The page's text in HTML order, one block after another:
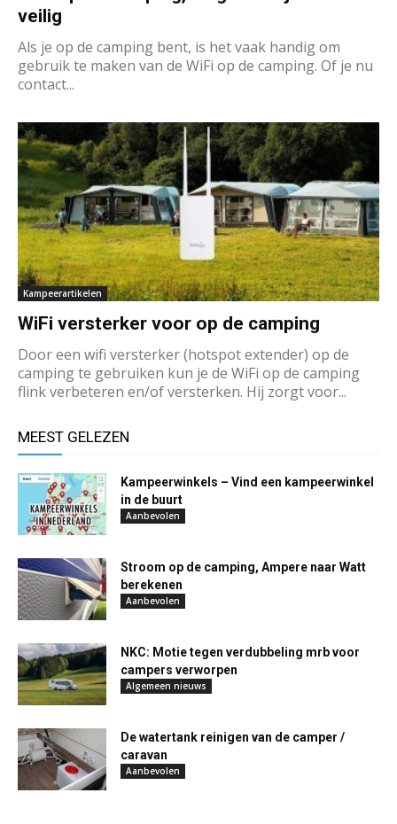
veilig
Als je op de camping bent, is het vaak handig om
gebruik te maken van de WiFi op de camping. Of je nu
contact...
Kampeerartikelen
WiFi versterker voor op de camping
Door een wifi versterker (hotspot extender) op de
camping te gebruiken kun je de WiFi op de camping
flink verbeteren en/of versterken. Hij zorgt voor...
MEEST GELEZEN
Kampeerwinkels – Vind een kampeerwinkel
in de buurt
Aanbevolen
Stroom op de camping, Ampere naar Watt
berekenen
Aanbevolen
NKC: Motie tegen verdubbeling mrb voor
campers verworpen
Algemeen nieuws
De watertank reinigen van de camper /
caravan
Aanbevolen